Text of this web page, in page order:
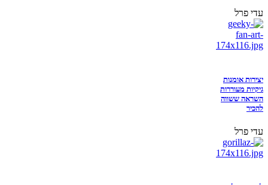
עדי פרל
יצירות אומנות
גיקיות מעוררות
השראה ששווה
להכיר
עדי פרל